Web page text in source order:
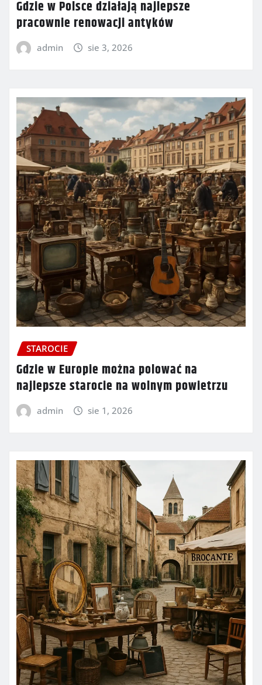
Gdzie w Polsce działają najlepsze
pracownie renowacji antyków
admin sie 3, 2026
STAROCIE
Gdzie w Europie można polować na
najlepsze starocie na wolnym powietrzu
admin sie 1, 2026